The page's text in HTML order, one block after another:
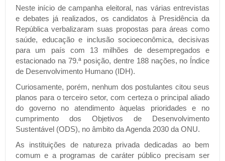
Neste início de campanha eleitoral, nas várias entrevistas
e debates já realizados, os candidatos à Presidência da
República verbalizaram suas propostas para áreas como
saúde, educação e inclusão socioeconômica, decisivas
para um país com 13 milhões de desempregados e
estacionado na 79.ª posição, dentre 188 nações, no Índice
de Desenvolvimento Humano (IDH).
Curiosamente, porém, nenhum dos postulantes citou seus
planos para o terceiro setor, com certeza o principal aliado
do governo no atendimento àquelas prioridades e no
cumprimento dos Objetivos de Desenvolvimento
Sustentável (ODS), no âmbito da Agenda 2030 da ONU.
As instituições de natureza privada dedicadas ao bem
comum e a programas de caráter público precisam ser